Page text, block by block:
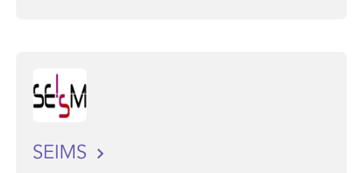
SEIMS